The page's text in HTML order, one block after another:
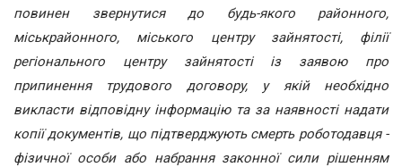
повинен звернутися до будь-якого районного,
міськрайонного, міського центру зайнятості, філії
регіонального центру зайнятості із заявою про
припинення трудового договору, у якій необхідно
викласти відповідну інформацію та за наявності надати
копії документів, що підтверджують смерть роботодавця -
фізичної особи або набрання законної сили рішенням